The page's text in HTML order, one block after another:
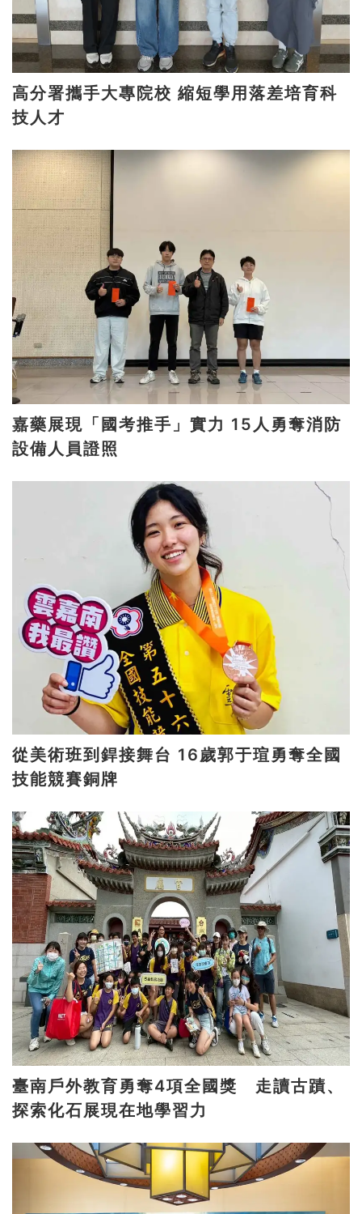
高分署攜手大專院校 縮短學用落差培育科
技人才
嘉藥展現「國考推手」實力 15人勇奪消防
設備人員證照
從美術班到銲接舞台 16歲郭于瑄勇奪全國
技能競賽銅牌
臺南戶外教育勇奪4項全國獎 走讀古蹟、
探索化石展現在地學習力